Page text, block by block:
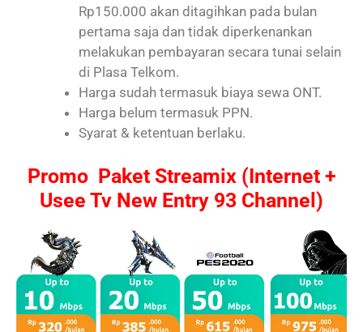
Rp150.000 akan ditagihkan pada bulan
pertama saja dan tidak diperkenankan
melakukan pembayaran secara tunai selain
di Plasa Telkom.
Harga sudah termasuk biaya sewa ONT.
Harga belum termasuk PPN.
Syarat & ketentuan berlaku.
Promo Paket Streamix (Internet +
Usee Tv New Entry 93 Channel)